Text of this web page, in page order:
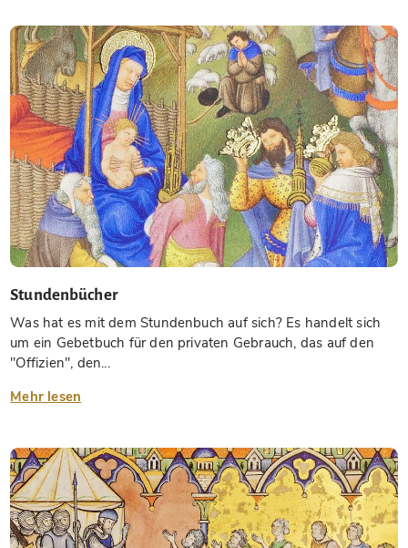
Stundenbücher
Was hat es mit dem Stundenbuch auf sich? Es handelt sich
um ein Gebetbuch für den privaten Gebrauch, das auf den
"Offizien", den...
Mehr lesen